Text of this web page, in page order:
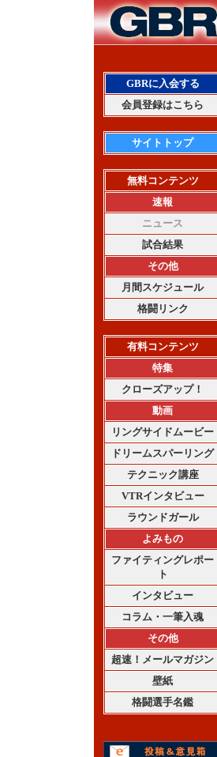
GBRに入会する
会員登録はこちら
サイトトップ
無料コンテンツ
速報
ニュース
試合結果
その他
月間スケジュール
格闘リンク
有料コンテンツ
特集
クローズアップ！
動画
リングサイドムービー
ドリームスパーリング
テクニック講座
VTRインタビュー
ラウンドガール
よみもの
ファイティングレポー
ト
インタビュー
コラム・一筆入魂
その他
超速！メールマガジン
壁紙
格闘選手名鑑